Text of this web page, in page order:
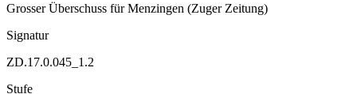
Grosser Überschuss für Menzingen (Zuger Zeitung)
Signatur
ZD.17.0.045_1.2
Stufe